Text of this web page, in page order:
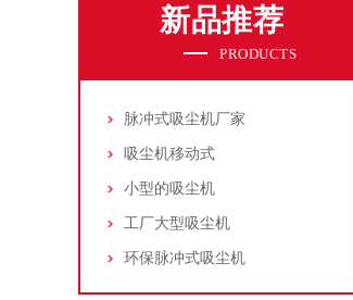
新品推荐
PRODUCTS
脉冲式吸尘机厂家
吸尘机移动式
小型的吸尘机
工厂大型吸尘机
环保脉冲式吸尘机